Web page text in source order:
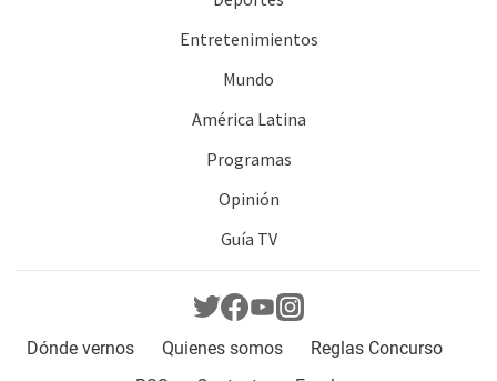
Entretenimientos
Mundo
América Latina
Programas
Opinión
Guía TV
Dónde vernos Quienes somos
Reglas Concurso